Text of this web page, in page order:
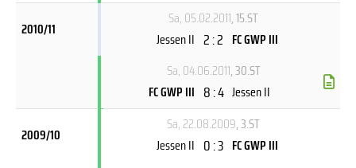
2010/11
Sa, 05.02.2011, 15.ST
Jessen II 2 : 2 FC GWP III
Sa, 04.06.2011, 30.ST
FC GWP III 8 : 4 Jessen II
2009/10
Sa, 22.08.2009, 3.ST
Jessen II 0 : 3 FC GWP III